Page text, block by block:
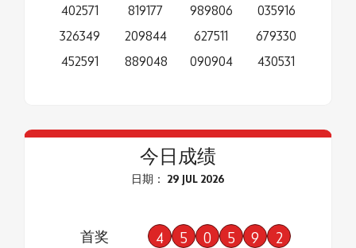
402571
326349
452591
819177
209844
889048
989806
627511
090904
035916
679330
430531
今日成绩
日期： 29 JUL 2026
首奖 4 5 0 5 9 2